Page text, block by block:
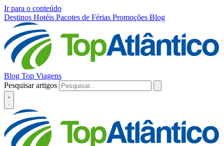
Ir para o conteúdo
Destinos Hotéis Pacotes de Férias Promoções Blog
Blog Top Viagens
Pesquisar artigos